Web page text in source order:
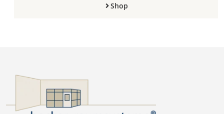
Shop